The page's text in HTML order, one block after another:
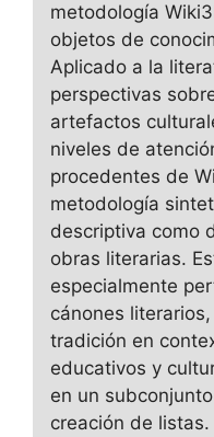
metodología
objetos de
Aplicado a la
perspectivas
artefactos
niveles de
procedentes de
metodología
descriptiva como
obras literarias.
especialmente
cánones
tradición en
educativos y
en un
creación de